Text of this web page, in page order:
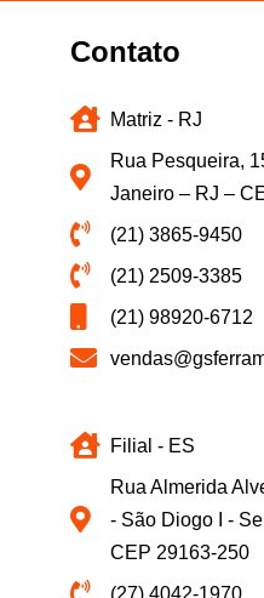
Contato
Matriz - RJ
Rua Pesqueira,
Janeiro – RJ –
(21) 3865-9450
(21) 2509-3385
(21) 98920-6712
Filial - ES
Rua Almerida
- São Diogo I -
CEP 29163-250
(27) 4042-1970